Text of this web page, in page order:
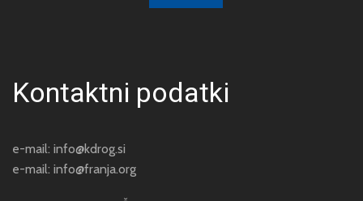
Kontaktni podatki
e-mail: info@kdrog.si
e-mail: info@franja.org